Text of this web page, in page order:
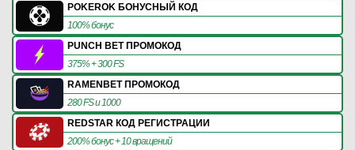
POKEROK БОНУСНЫЙ КОД
100% бонус
PUNCH BET ПРОМОКОД
375% + 300 FS
RAMENBET ПРОМОКОД
280 FS и 1000
REDSTAR КОД РЕГИСТРАЦИИ
200% бонус + 10 вращений